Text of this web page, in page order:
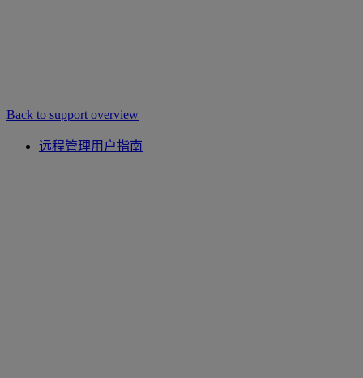
Back to support overview
远程管理用户指南